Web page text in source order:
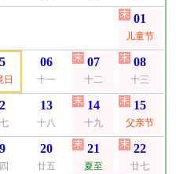
01
儿童节
日
06
十一
07
十二
08
十三
13
十八
14
十九
15
父亲节
20
廿五
21
夏至
22
廿七